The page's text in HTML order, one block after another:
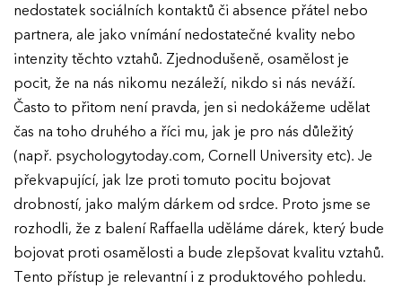
nedostatek sociálních kontaktů či absence přátel nebo
partnera, ale jako vnímání nedostatečné kvality nebo
intenzity těchto vztahů. Zjednodušeně, osamělost je
pocit, že na nás nikomu nezáleží, nikdo si nás neváží.
Často to přitom není pravda, jen si nedokážeme udělat
čas na toho druhého a říci mu, jak je pro nás důležitý
(např. psychologytoday.com, Cornell University etc). Je
překvapující, jak lze proti tomuto pocitu bojovat
drobností, jako malým dárkem od srdce. Proto jsme se
rozhodli, že z balení Raffaella uděláme dárek, který bude
bojovat proti osamělosti a bude zlepšovat kvalitu vztahů.
Tento přístup je relevantní i z produktového pohledu.